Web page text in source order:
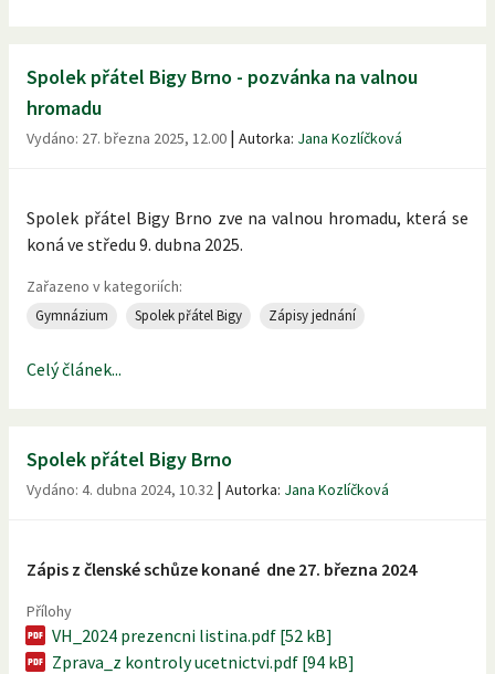
Spolek přátel Bigy Brno - pozvánka na valnou
hromadu
Vydáno: 27. března 2025, 12.00 | Autorka: Jana Kozlíčková
Spolek přátel Bigy Brno zve na valnou hromadu, která se
koná ve středu 9. dubna 2025.
Zařazeno v kategoriích:
Gymnázium Spolek přátel Bigy Zápisy jednání
Celý článek...
Spolek přátel Bigy Brno
Vydáno: 4. dubna 2024, 10.32 | Autorka: Jana Kozlíčková
Zápis z členské schůze konané dne 27. března 2024
Přílohy
VH_2024 prezencni listina.pdf [52 kB]
Zprava_z kontroly ucetnictvi.pdf [94 kB]